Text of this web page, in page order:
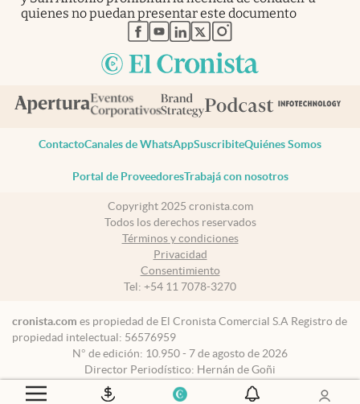
quienes no puedan presentar este documento
abre en nueva pestaña
abre en nueva pestaña
abre en nueva pestaña
abre en nueva pestaña
abre en nueva pestaña
ContactoCanales de WhatsAppSuscribiteQuiénes Somos
Portal de ProveedoresTrabajá con nosotros
Copyright 2025 cronista.com
Todos los derechos reservados
Términos y condiciones
Privacidad
Consentimiento
Tel: +54 11 7078-3270
cronista.com es propiedad de El Cronista Comercial S.A Registro de
propiedad intelectual: 56576959
N° de edición: 10.950 - 7 de agosto de 2026
Director Periodístico: Hernán de Goñi